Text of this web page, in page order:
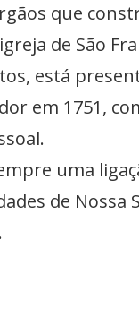
que
de São
está
em 1751,
uma
de Nossa